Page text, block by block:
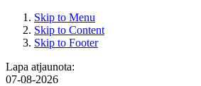
Skip to Menu
Skip to Content
Skip to Footer
Lapa atjaunota:
07-08-2026